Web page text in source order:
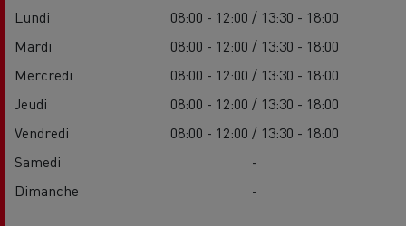
Lundi
08:00 - 12:00 / 13:30 - 18:00
Mardi
08:00 - 12:00 / 13:30 - 18:00
Mercredi
08:00 - 12:00 / 13:30 - 18:00
Jeudi
08:00 - 12:00 / 13:30 - 18:00
Vendredi
08:00 - 12:00 / 13:30 - 18:00
Samedi
-
Dimanche
-